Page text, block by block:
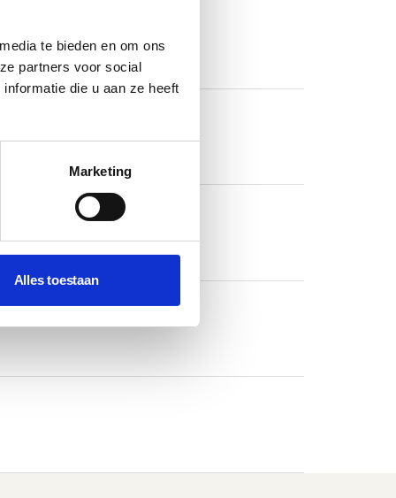
te bieden en om ons
partners voor social
die u aan ze heeft
Marketing
Alles toestaan